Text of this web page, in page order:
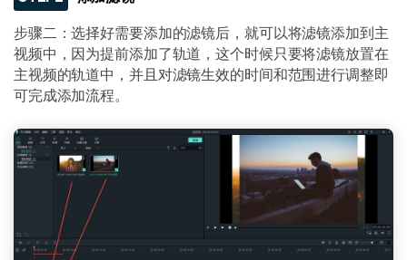
步骤二：选择好需要添加的滤镜后，就可以将滤镜添加到主
视频中，因为提前添加了轨道，这个时候只要将滤镜放置在
主视频的轨道中，并且对滤镜生效的时间和范围进行调整即
可完成添加流程。